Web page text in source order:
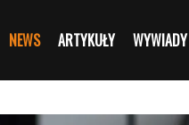
NEWS ARTYKUŁY WYWIADY